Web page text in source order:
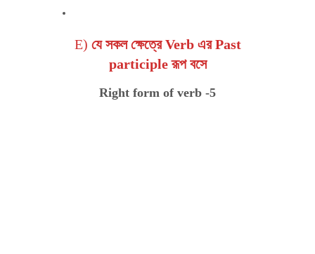
E) যে সকল ক্ষেত্রে Verb এর Past
participle রূপ বসে
Right form of verb -5